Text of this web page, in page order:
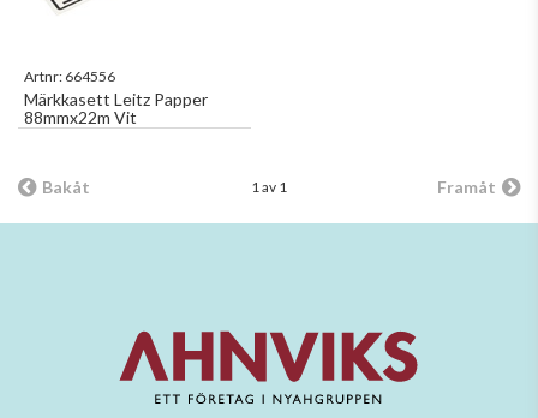
Artnr: 664556
Märkkasett Leitz Papper
88mmx22m Vit
Bakåt 1 av 1 Framåt